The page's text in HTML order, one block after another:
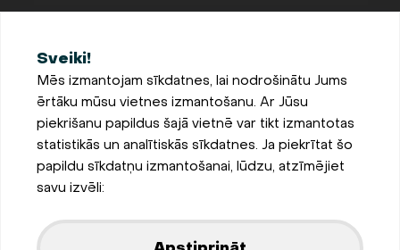
Sveiki!
Mēs izmantojam sīkdatnes, lai nodrošinātu Jums
ērtāku mūsu vietnes izmantošanu. Ar Jūsu
piekrišanu papildus šajā vietnē var tikt izmantotas
statistikās un analītiskās sīkdatnes. Ja piekrītat šo
papildu sīkdatņu izmantošanai, lūdzu, atzīmējiet
savu izvēli:
LV-3002, Latvija
Pieteikties jaunumiem
Sīkdatņu iestatījumi
Privātuma un sīkdatņu